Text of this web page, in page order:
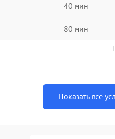
40 мин
80 мин
Показать все